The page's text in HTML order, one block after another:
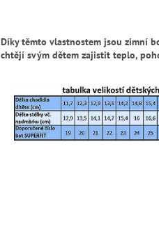
Díky těmto vlastnostem jsou zimní
chtějí svým dětem zajistit teplo,